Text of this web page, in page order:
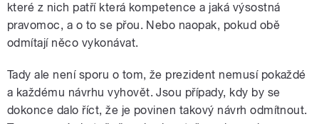
které z nich patří která kompetence a jaká výsostná
pravomoc, a o to se přou. Nebo naopak, pokud obě
odmítají něco vykonávat.
Tady ale není sporu o tom, že prezident nemusí pokaždé
a každému návrhu vyhovět. Jsou případy, kdy by se
dokonce dalo říct, že je povinen takový návrh odmítnout.